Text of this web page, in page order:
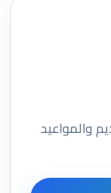
والمواعيد